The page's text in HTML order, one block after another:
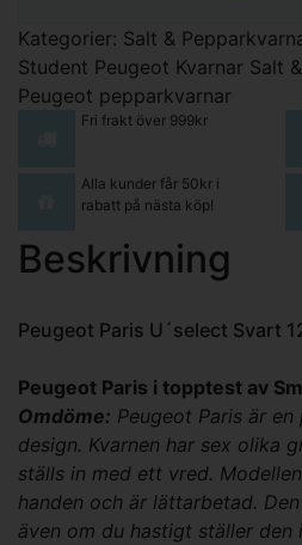
Kategorier: Salt &
Student Peugeot Kvarnar Salt
Peugeot pepparkvarnar
Fri frakt över 999kr
Alla kunder får 50kr i
rabatt på nästa köp!
Beskrivning
Peugeot Paris U´select Svart
Peugeot Paris i topptest av
Omdöme: Peugeot Paris är
design. Kvarnen har sex olika
ställs in med ett vred.
handen och är lättarbetad.
även om du hastigt ställer den